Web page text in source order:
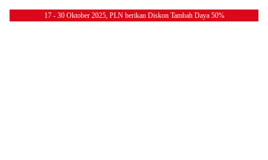
17 - 30 Oktober 2025, PLN berikan Diskon Tambah Daya 50%